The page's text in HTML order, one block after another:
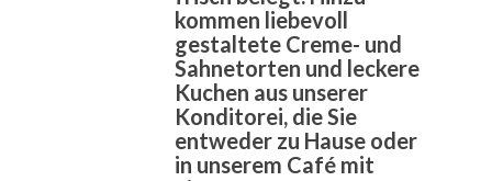
kommen liebevoll
gestaltete Creme- und
Sahnetorten und leckere
Kuchen aus unserer
Konditorei, die Sie
entweder zu Hause oder
in unserem Café mit